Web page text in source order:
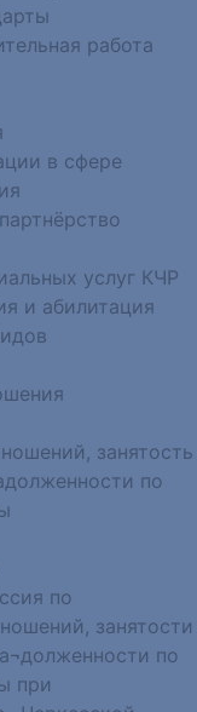
работа
в сфере
услуг КЧР
и абилитация
занятость
по
по
занятости
по
при